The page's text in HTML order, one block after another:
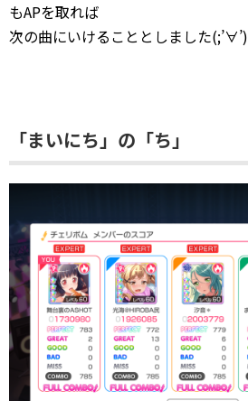
もAPを取れば
次の曲にいけることとしました(;’∀’)
「まいにち」の「ち」